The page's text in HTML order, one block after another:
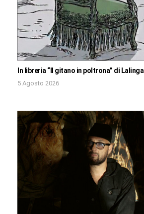
In libreria “Il gitano in poltrona” di Lalinga
5 Agosto 2026